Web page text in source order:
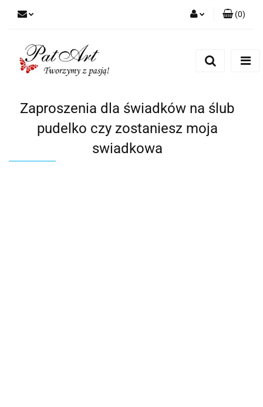
(0)
Zaproszenia dla świadków na ślub
pudelko czy zostaniesz moja
swiadkowa